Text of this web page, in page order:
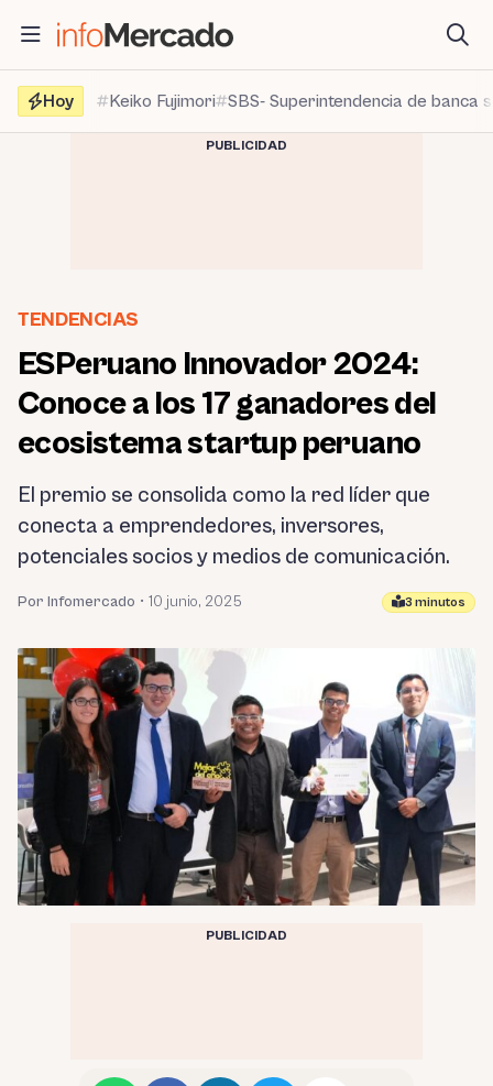
contenido
Hoy
Keiko Fujimori SBS- Superintendencia de banca
PUBLICIDAD
TENDENCIAS
ESPeruano Innovador 2024:
Conoce a los 17 ganadores del
ecosistema startup peruano
El premio se consolida como la red líder que
conecta a emprendedores, inversores,
potenciales socios y medios de comunicación.
Por Infomercado • 10 junio, 2025 3 minutos
PUBLICIDAD